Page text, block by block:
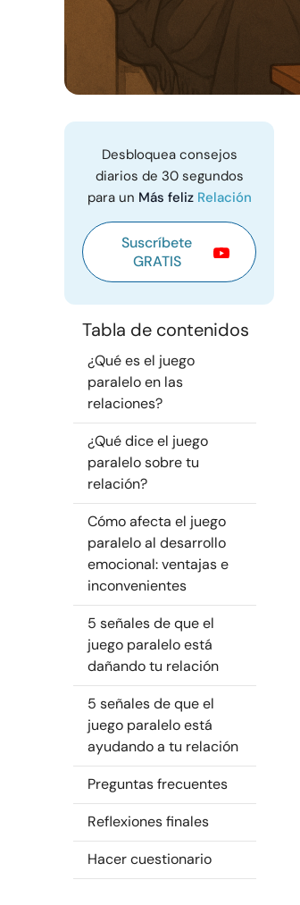
Desbloquea consejos
diarios de 30 segundos
para un Más feliz Relación
Suscríbete
GRATIS
Tabla de contenidos
¿Qué es el juego
paralelo en las
relaciones?
¿Qué dice el juego
paralelo sobre tu
relación?
Cómo afecta el juego
paralelo al desarrollo
emocional: ventajas e
inconvenientes
5 señales de que el
juego paralelo está
dañando tu relación
5 señales de que el
juego paralelo está
ayudando a tu relación
Preguntas frecuentes
Reflexiones finales
Hacer cuestionario